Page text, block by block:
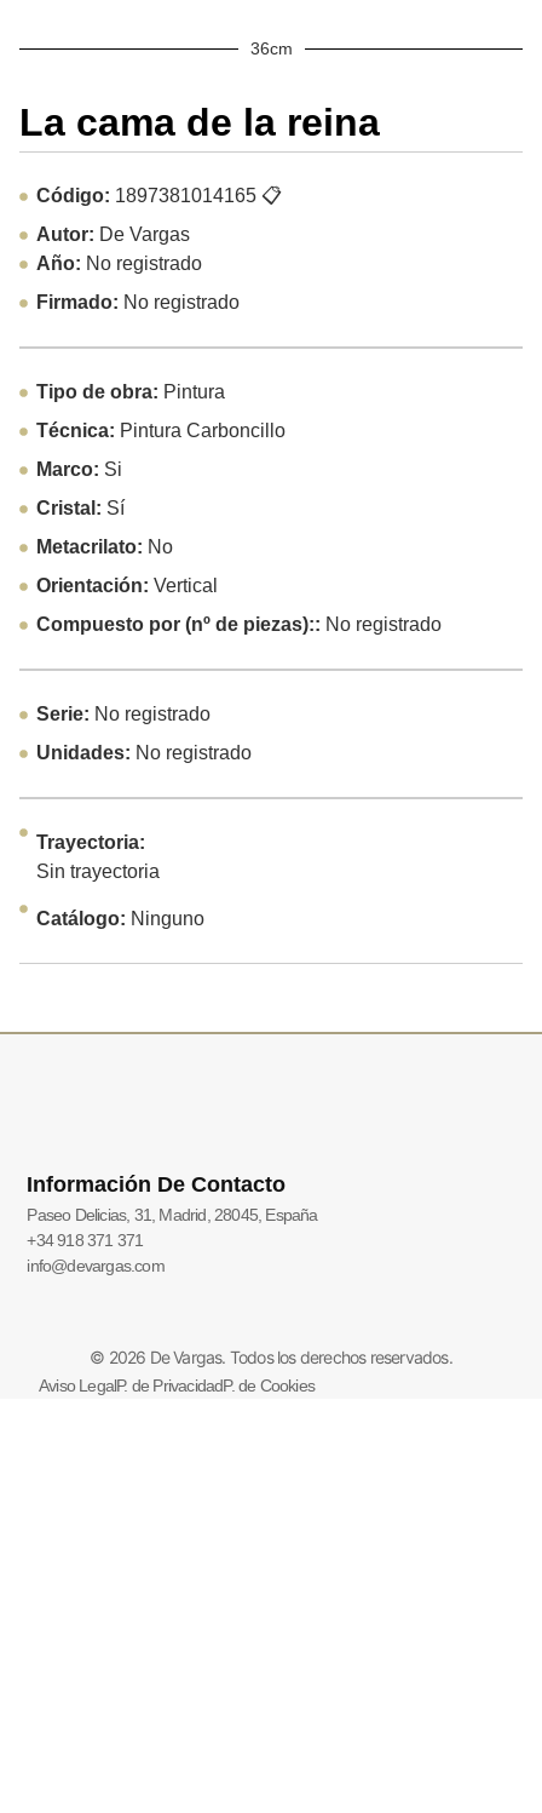
36cm
La cama de la reina
Código: 1897381014165📋
Autor: De Vargas
Año: No registrado
Firmado: No registrado
Tipo de obra: Pintura
Técnica: Pintura Carboncillo
Marco: Si
Cristal: Sí
Metacrilato: No
Orientación: Vertical
Compuesto por (nº de piezas):: No registrado
Serie: No registrado
Unidades: No registrado
Trayectoria:
Sin trayectoria
Catálogo: Ninguno
Información De Contacto
Paseo Delicias, 31, Madrid, 28045, España
+34 918 371 371
info@devargas.com
© 2026 De Vargas. Todos los derechos reservados.
Aviso LegalP. de PrivacidadP. de Cookies